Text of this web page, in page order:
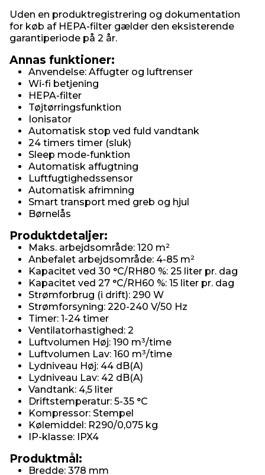
Uden en produktregistrering og dokumentation
for køb af HEPA-filter gælder den eksisterende
garantiperiode på 2 år.
Annas funktioner:
Anvendelse: Affugter og luftrenser
Wi-fi betjening
HEPA-filter
Tøjtørringsfunktion
Ionisator
Automatisk stop ved fuld vandtank
24 timers timer (sluk)
Sleep mode-funktion
Automatisk affugtning
Luftfugtighedssensor
Automatisk afrimning
Smart transport med greb og hjul
Børnelås
Produktdetaljer:
Maks. arbejdsområde: 120 m²
Anbefalet arbejdsområde: 4-85 m²
Kapacitet ved 30 °C/RH80 %: 25 liter pr. dag
Kapacitet ved 27 °C/RH60 %: 15 liter pr. dag
Strømforbrug (i drift): 290 W
Strømforsyning: 220-240 V/50 Hz
Timer: 1-24 timer
Ventilatorhastighed: 2
Luftvolumen Høj: 190 m³/time
Luftvolumen Lav: 160 m³/time
Lydniveau Høj: 44 dB(A)
Lydniveau Lav: 42 dB(A)
Vandtank: 4,5 liter
Driftstemperatur: 5-35 °C
Kompressor: Stempel
Kølemiddel: R290/0,075 kg
IP-klasse: IPX4
Produktmål:
Bredde: 378 mm